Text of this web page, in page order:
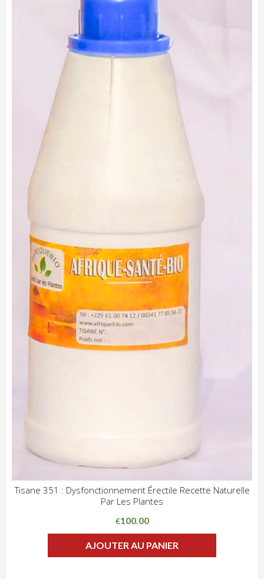
Tisane 351 : Dysfonctionnement Érectile Recette Naturelle
Par Les Plantes
€100.00
AJOUTER AU PANIER